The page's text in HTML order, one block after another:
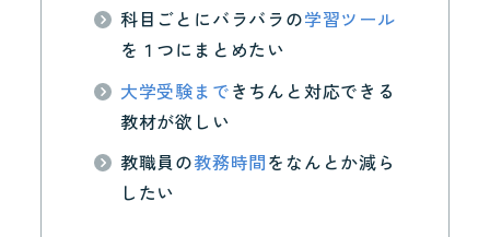
科目ごとにバラバラの学習ツール
を１つにまとめたい
大学受験まできちんと対応できる
教材が欲しい
教職員の教務時間をなんとか減ら
したい